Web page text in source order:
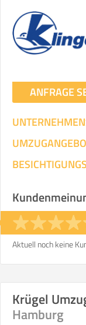
Wohnfläche:m²
Helfer .
ANFRAGE
Aktuell noch keine
Krügel
Hamburg